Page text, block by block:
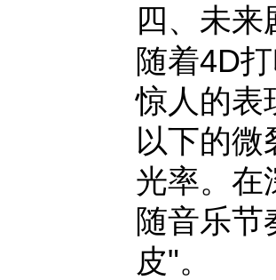
四、未来
随着4D
惊人的表
以下的微
光率。在
随音乐节
皮"。